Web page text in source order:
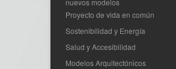
nuevos modelos
Proyecto de vida en común
Sostenibilidad y Energía
Salud y Accesibilidad
Modelos Arquitectónicos